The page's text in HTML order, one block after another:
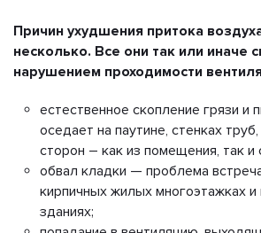
Причин ухудшения притока
несколько. Все они так или иначе
нарушением проходимости
естественное скопление грязи и
оседает на паутине, стенках
сторон – как из помещения, так и
обвал кладки — проблема
кирпичных жилых многоэтажках
зданиях;